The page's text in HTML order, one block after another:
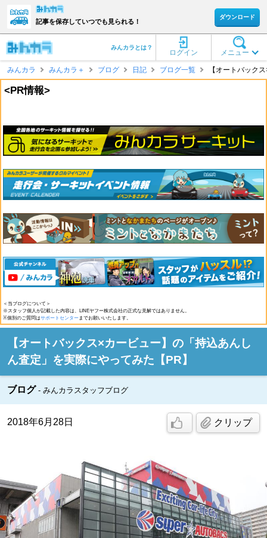
記事を保存していつでも見られる！
ダウンロード
メニュー
ログイン
みんカラとは？
みんカラ みんカラ＋ ブログ 日記 ブログ一覧 【オートバック
<PR情報>
＜当ブログについて＞
※スタッフ個人が記載した内容は、LINEヤフー株式会社の正式な見解ではありません。
※個別のご質問はサポートセンターまでお願いいたします。
【オートバックス×カービュー】の「持込あんし
ん査定」を実際にやってみた【PR】
ブログ みんカラスタッフブログ
2018年6月28日 クリップ